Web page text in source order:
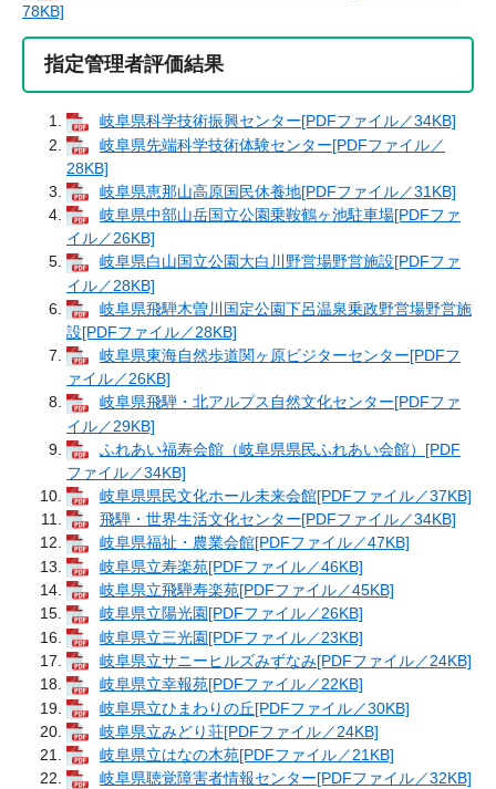
78KB]
指定管理者評価結果
岐阜県科学技術振興センター[PDFファイル／34KB]
岐阜県先端科学技術体験センター[PDFファイル／
28KB]
岐阜県恵那山高原国民休養地[PDFファイル／31KB]
岐阜県中部山岳国立公園乗鞍鶴ヶ池駐車場[PDFファ
イル／26KB]
岐阜県白山国立公園大白川野営場野営施設[PDFファ
イル／28KB]
岐阜県飛騨木曽川国定公園下呂温泉乗政野営場野営施
設[PDFファイル／28KB]
岐阜県東海自然歩道関ヶ原ビジターセンター[PDFフ
ァイル／26KB]
岐阜県飛騨・北アルプス自然文化センター[PDFファ
イル／29KB]
ふれあい福寿会館（岐阜県県民ふれあい会館）[PDF
ファイル／34KB]
岐阜県県民文化ホール未来会館[PDFファイル／37KB]
飛騨・世界生活文化センター[PDFファイル／34KB]
岐阜県福祉・農業会館[PDFファイル／47KB]
岐阜県立寿楽苑[PDFファイル／46KB]
岐阜県立飛騨寿楽苑[PDFファイル／45KB]
岐阜県立陽光園[PDFファイル／26KB]
岐阜県立三光園[PDFファイル／23KB]
岐阜県立サニーヒルズみずなみ[PDFファイル／24KB]
岐阜県立幸報苑[PDFファイル／22KB]
岐阜県立ひまわりの丘[PDFファイル／30KB]
岐阜県立みどり荘[PDFファイル／24KB]
岐阜県立はなの木苑[PDFファイル／21KB]
岐阜県聴覚障害者情報センター[PDFファイル／32KB]